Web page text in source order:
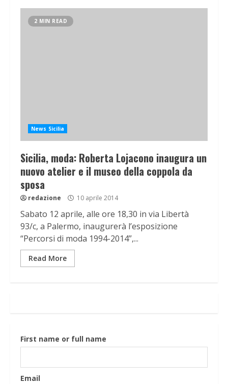
2 MIN READ
News Sicilia
Sicilia, moda: Roberta Lojacono inaugura un
nuovo atelier e il museo della coppola da
sposa
redazione 10 aprile 2014
Sabato 12 aprile, alle ore 18,30 in via Libertà
93/c, a Palermo, inaugurerà l’esposizione
“Percorsi di moda 1994-2014”,...
Read More
First name or full name
Email